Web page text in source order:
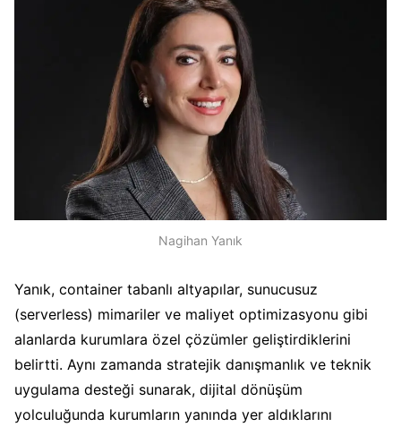
Nagihan Yanık
Yanık, container tabanlı altyapılar, sunucusuz
(serverless) mimariler ve maliyet optimizasyonu gibi
alanlarda kurumlara özel çözümler geliştirdiklerini
belirtti. Aynı zamanda stratejik danışmanlık ve teknik
uygulama desteği sunarak, dijital dönüşüm
yolculuğunda kurumların yanında yer aldıklarını